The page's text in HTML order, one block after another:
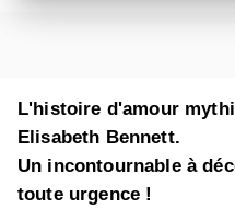
L'histoire d'amour
Elisabeth Bennett.
Un incontournable à
toute urgence !